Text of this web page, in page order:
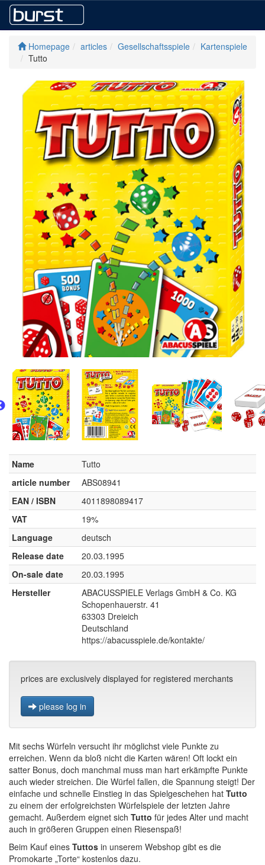
Homepage articles Gesellschaftsspiele
Kartenspiele
Tutto
Name
Tutto
article number
ABS08941
EAN / ISBN
4011898089417
VAT
19%
Language
deutsch
Release date
20.03.1995
On-sale date
20.03.1995
Hersteller
ABACUSSPIELE Verlags GmbH & Co. KG
Schopenhauerstr. 41
63303 Dreieich
Deutschland
https://abacusspiele.de/kontakte/
prices are exclusively displayed for registered merchants
please log in
Mit sechs Würfeln versucht ihr möglichst viele Punkte zu
erreichen. Wenn da bloß nicht die Karten wären! Oft lockt ein
satter Bonus, doch manchmal muss man hart erkämpfte Punkte
auch wieder streichen. Die Würfel fallen, die Spannung steigt! Der
einfache und schnelle Einstieg in das Spielgeschehen hat Tutto
zu einem der erfolgreichsten Würfelspiele der letzten Jahre
gemacht. Außerdem eignet sich Tutto für jedes Alter und macht
auch in größeren Gruppen einen Riesenspaß!
Beim Kauf eines Tuttos in unserem Webshop gibt es die
Promokarte „Torte“ kostenlos dazu.